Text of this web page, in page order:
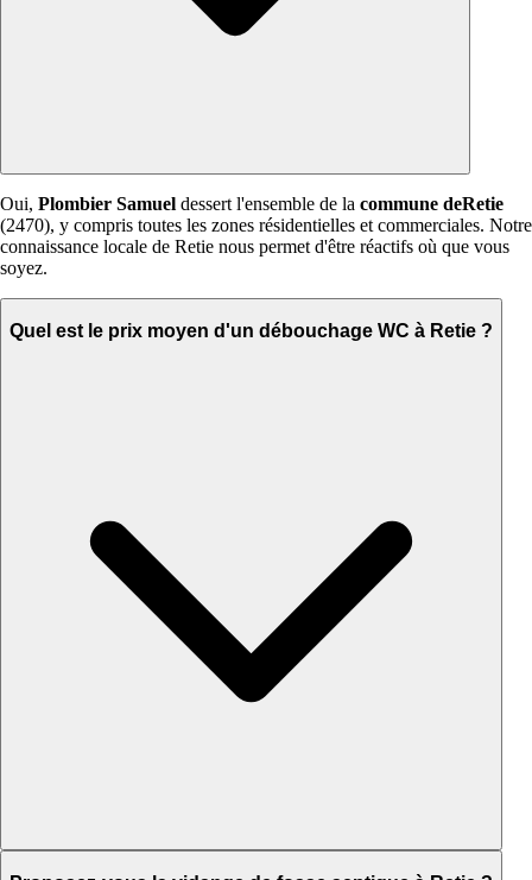
Oui, Plombier Samuel dessert l'ensemble de la commune deRetie
(2470), y compris toutes les zones résidentielles et commerciales. Notre
connaissance locale de Retie nous permet d'être réactifs où que vous
soyez.
Quel est le prix moyen d'un débouchage WC à Retie ?